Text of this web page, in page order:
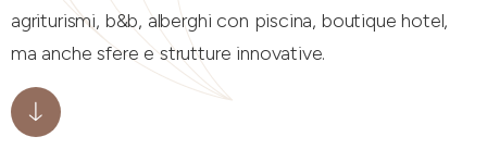
agriturismi, b&b, alberghi con piscina, boutique hotel,
ma anche sfere e strutture innovative.